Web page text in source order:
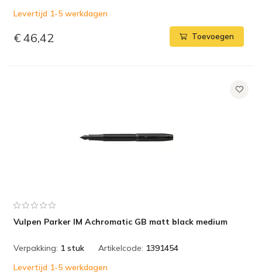
Levertijd 1-5 werkdagen
€ 46,42 Toevoegen
Vulpen Parker IM Achromatic GB matt black medium
Verpakking: 1 stuk Artikelcode: 1391454
Levertijd 1-5 werkdagen